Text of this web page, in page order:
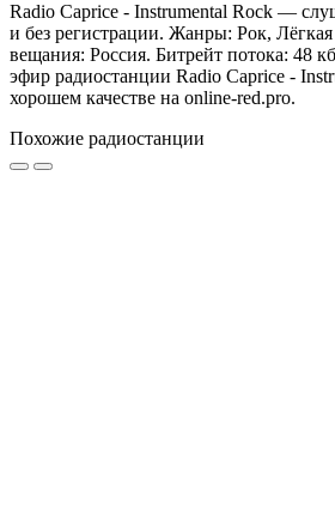
Radio Caprice - Instrumental Rock —
и без регистрации. Жанры: Рок,
вещания: Россия. Битрейт потока: 48
эфир радиостанции Radio Caprice -
хорошем качестве на online-red.pro.
Похожие радиостанции